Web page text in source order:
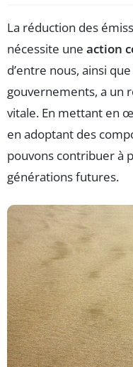
La réduction des
nécessite une action
d’entre nous, ainsi
gouvernements, a un
vitale. En mettant en
en adoptant des
pouvons contribuer à
générations futures.